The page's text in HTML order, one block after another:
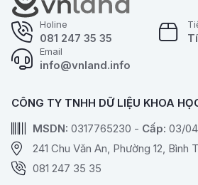
Holine
081 247 35 35
Email
info@vnland.info
CÔNG TY TNHH DỮ LIỆU KHOA
MSDN: 0317765230 - Cấp: 03/
241 Chu Văn An, Phường 12, Bình
081 247 35 35